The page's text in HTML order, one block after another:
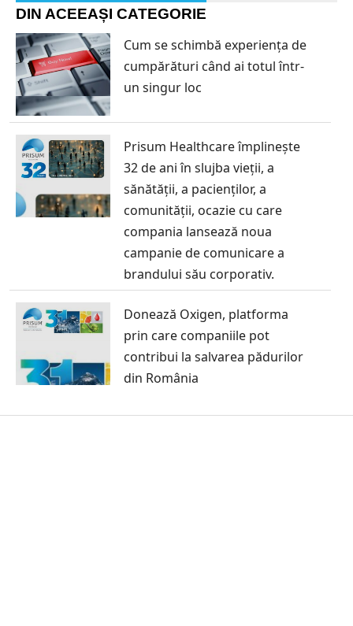
DIN ACEEAȘI CATEGORIE
Cum se schimbă experiența de
cumpărături când ai totul într-
un singur loc
Prisum Healthcare împlinește
32 de ani în slujba vieții, a
sănătății, a pacienților, a
comunității, ocazie cu care
compania lansează noua
campanie de comunicare a
brandului său corporativ.
Donează Oxigen, platforma
prin care companiile pot
contribui la salvarea pădurilor
din România